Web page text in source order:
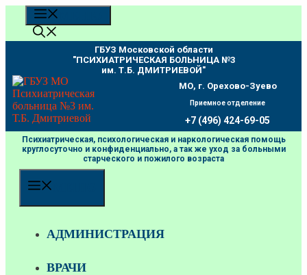
Перейти
содержимому
ГБУЗ Московской области
"ПCИХИАТРИЧЕСКАЯ БОЛЬНИЦА №3
им. Т.Б. ДМИТРИЕВОЙ"
МО, г. Орехово-Зуево
Приемное отделение
+7 (496) 424-69-05
Психиатрическая, психологическая и наркологическая помощь
круглосуточно и конфиденциально, а так же уход за больными
старческого и пожилого возраста
АДМИНИСТРАЦИЯ
ВРАЧИ